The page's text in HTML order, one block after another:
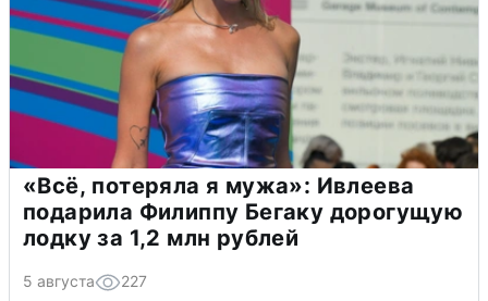
«Всё, потеряла я мужа»: Ивлеева
подарила Филиппу Бегаку дорогущую
лодку за 1,2 млн рублей
5 августа 227